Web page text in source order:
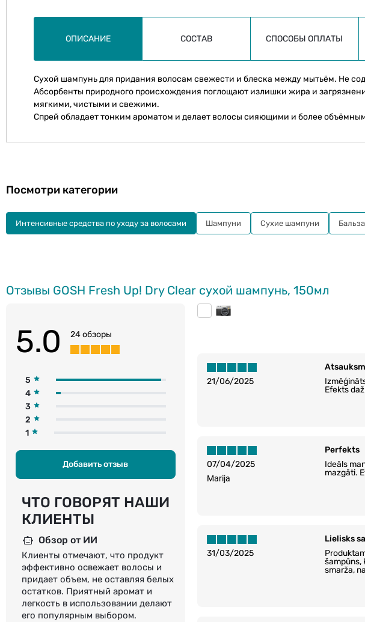
ОПИСАНИЕ СОСТАВ СПОСОБЫ ОПЛАТЫ
Сухой шампунь для придания волосам свежести и блеска между мытьём. Не
Абсорбенты природного происхождения поглощают излишки жира и
мягкими, чистыми и свежими.
Спрей обладает тонким ароматом и делает волосы сияющими и более
Отзывы GOSH Fresh Up! Dry Сlear сухой шампунь, 150мл
5.0 24 обзоры
5
4
3
2
1
Добавить отзыв
ЧТО ГОВОРЯТ НАШИ
КЛИЕНТЫ
Обзор от ИИ
Клиенты отмечают, что продукт
эффективно освежает волосы и
придает объем, не оставляя белых
остатков. Приятный аромат и
легкость в использовании делают
его популярным выбором.
21/06/2025
Efekts
07/04/2025
Perfekts
Ideāls
mazgāti.
Marija
31/03/2025
Lielisks
šampūns,
smarža,
Посмотри категории
Интенсивные средства по уходу за волосами Шампуни Сухие шампуни